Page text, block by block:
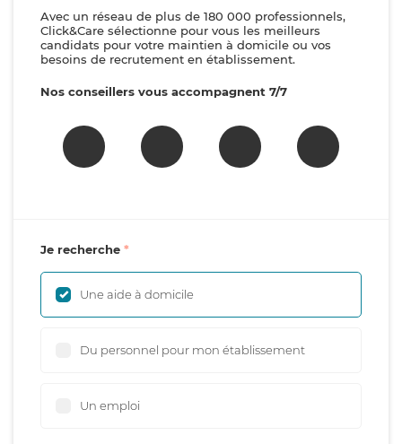
Avec un réseau de plus de 180 000 professionnels,
Click&Care sélectionne pour vous les meilleurs
candidats pour votre maintien à domicile ou vos
besoins de recrutement en établissement.
Nos conseillers vous accompagnent 7/7
Je recherche
Une aide à domicile
Du personnel pour mon établissement
Un emploi